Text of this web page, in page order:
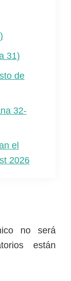
31)
de
32-
el
2026
no será
están